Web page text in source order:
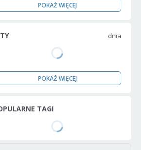
POKAŻ WIĘCEJ
dnia
POKAŻ WIĘCEJ
TAGI